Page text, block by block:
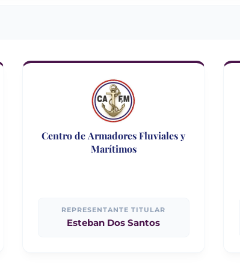
Centro de Armadores Fluviales y
Marítimos
REPRESENTANTE TITULAR
Esteban Dos Santos